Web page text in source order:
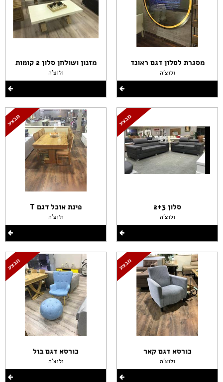
מסגרת לסלון דגם ראונד
ולוצ'ה
סלון 2+3
ולוצ'ה
כורסא דגם קאר
ולוצ'ה
מזנון ושולחן סלון 2 קומות
ולוצ'ה
פינת אוכל דגם T
ולוצ'ה
כורסא דגם בול
ולוצ'ה